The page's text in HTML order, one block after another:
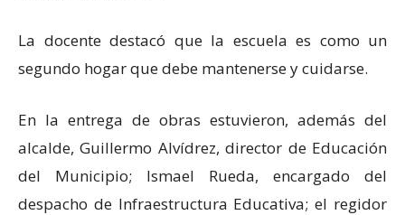
La docente destacó que la escuela es como un
segundo hogar que debe mantenerse y cuidarse.
En la entrega de obras estuvieron, además del
alcalde, Guillermo Alvídrez, director de Educación
del Municipio; Ismael Rueda, encargado del
despacho de Infraestructura Educativa; el regidor